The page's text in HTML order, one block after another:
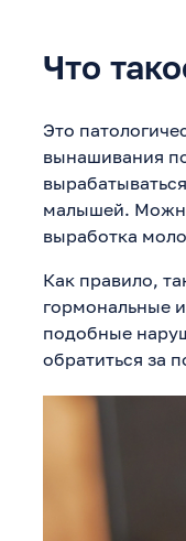
Что
Это
вынашивания
малышей.
выработка
Как правило,
гормональные
подобные
обратиться за